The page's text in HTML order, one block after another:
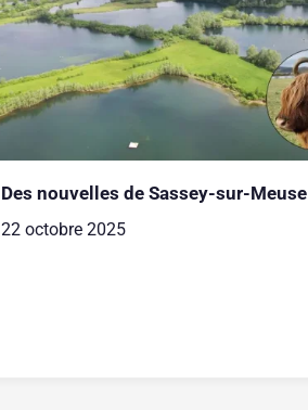
Des nouvelles de Sassey-sur-Meuse
22 octobre 2025